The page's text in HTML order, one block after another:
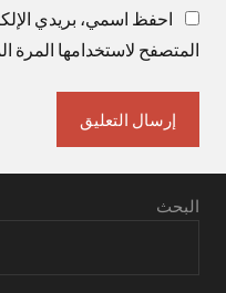
احفظ اسمي، بريدي
المتصفح لاستخدامها المرة
البحث